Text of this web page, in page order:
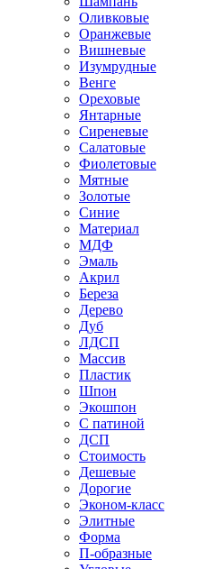
Оливковые
Оранжевые
Вишневые
Изумрудные
Венге
Ореховые
Янтарные
Сиреневые
Салатовые
Фиолетовые
Мятные
Золотые
Синие
Материал
МДФ
Эмаль
Акрил
Береза
Дерево
Дуб
ЛДСП
Массив
Пластик
Шпон
Экошпон
С патиной
ДСП
Стоимость
Дешевые
Дорогие
Эконом-класс
Элитные
Форма
П-образные